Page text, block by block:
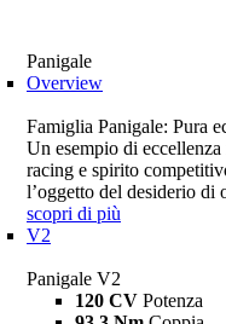
Panigale
Overview
Famiglia Panigale: Pura
Un esempio di
racing e spirito
l’oggetto del desiderio di
scopri di più
V2
Panigale V2
120 CV Potenza